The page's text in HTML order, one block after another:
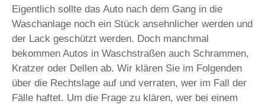
Eigentlich sollte das Auto nach dem Gang in die
Waschanlage noch ein Stück ansehnlicher werden und
der Lack geschützt werden. Doch manchmal
bekommen Autos in Waschstraßen auch Schrammen,
Kratzer oder Dellen ab. Wir klären Sie im Folgenden
über die Rechtslage auf und verraten, wer im Fall der
Fälle haftet. Um die Frage zu klären, wer bei einem